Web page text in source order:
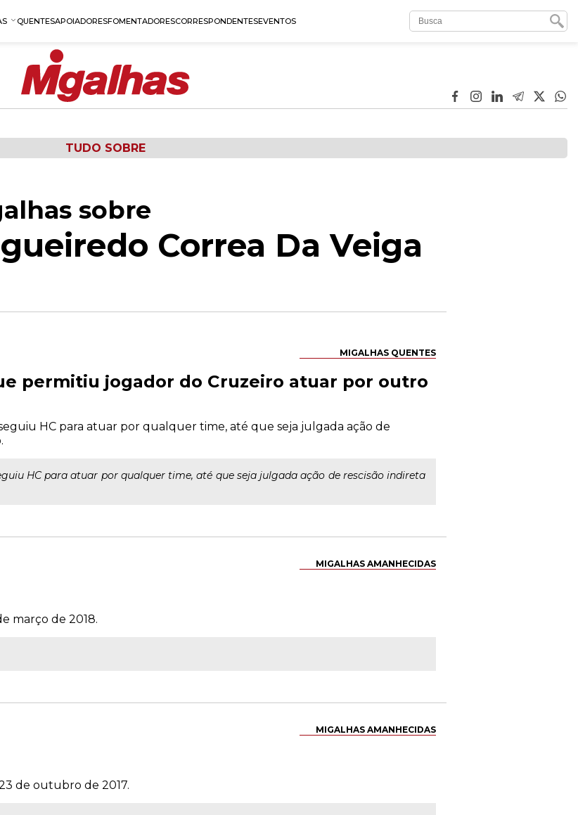
QUENTESAPOIADORESFOMENTADORESCORRESPONDENTESEVENTOS
TUDO SOBRE
sobre
Correa Da Veiga
MIGALHAS QUENTES
permitiu jogador do Cruzeiro atuar por outro
HC para atuar por qualquer time, até que seja julgada ação de
HC para atuar por qualquer time, até que seja julgada ação de rescisão indireta
MIGALHAS AMANHECIDAS
março de 2018.
MIGALHAS AMANHECIDAS
de outubro de 2017.